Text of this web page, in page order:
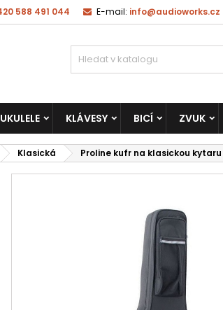
588 491 044 E-mail: info@audioworks.cz
UKULELE KLÁVESY BICÍ ZVUK
Klasická Proline kufr na klasickou